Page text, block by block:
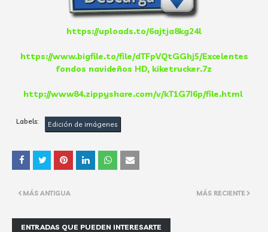
https://uploads.to/6ajtja8kg24l
https://www.bigfile.to/file/dTFpVQtGGhj5/Excelentes
fondos navideños HD, kiketrucker.7z
http://www84.zippyshare.com/v/kT1G7I6p/file.html
Labels: Edición de imágenes
MÁS RECIENTE
MÁS ANTIGUA
ENTRADAS QUE PUEDEN INTERESARTE